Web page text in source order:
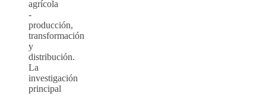
agrícola
-
producción,
transformación
y
distribución.
La
investigación
principal